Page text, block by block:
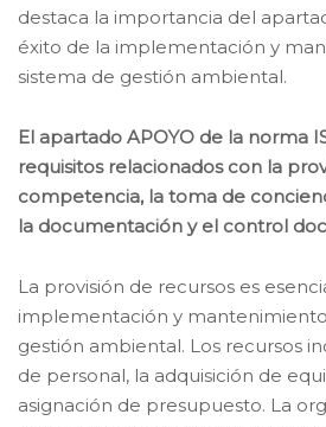
destaca la importancia del
éxito de la implementación y
sistema de gestión ambiental.
El apartado APOYO de la norma
requisitos relacionados con la
competencia, la toma de
la documentación y el control
La provisión de recursos es
implementación y
gestión ambiental. Los recursos
de personal, la adquisición de
asignación de presupuesto. La